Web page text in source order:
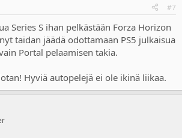
#7
Series S ihan pelkästään Forza Horizon
taidan jäädä odottamaan PS5 julkaisua
Portal pelaamisen takia.
Hyviä autopelejä ei ole ikinä liikaa.